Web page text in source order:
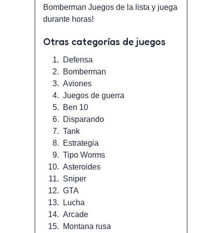
Bomberman Juegos de la lista y juega
durante horas!
Otras categorías de juegos
1.
Defensa
2.
Bomberman
3. Aviones
4. Juegos de guerra
5.
Ben 10
6.
Disparando
7. Tank
8.
Estrategia
9. Tipo Worms
10. Asteroides
11. Sniper
12. GTA
13.
Lucha
14. Arcade
15.
Montana rusa